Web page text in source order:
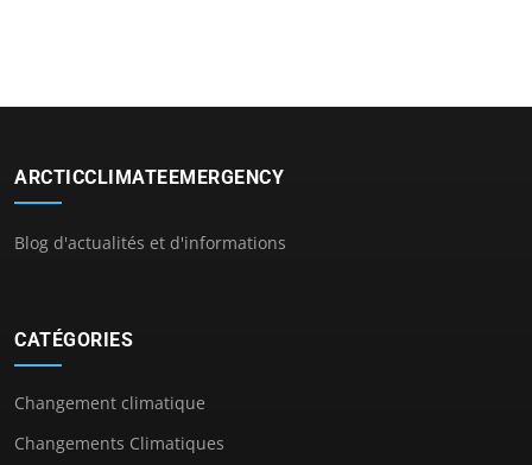
ARCTICCLIMATEEMERGENCY
Blog d'actualités et d'informations
CATÉGORIES
Changement climatique
Changements Climatiques